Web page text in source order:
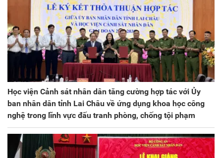
Học viện Cảnh sát nhân dân tăng cường hợp tác với Ủy
ban nhân dân tỉnh Lai Châu về ứng dụng khoa học công
nghệ trong lĩnh vực đấu tranh phòng, chống tội phạm